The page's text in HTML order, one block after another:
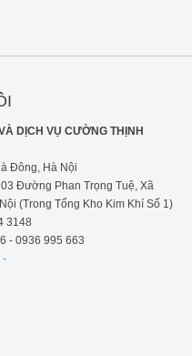
DỊCH VỤ CƯỜNG THỊNH
Đông, Hà Nội
Đường Phan Trọng Tuệ, Xã
(Trong Tổng Kho Kim Khí Số 1)
3148
- 0936 995 663
-